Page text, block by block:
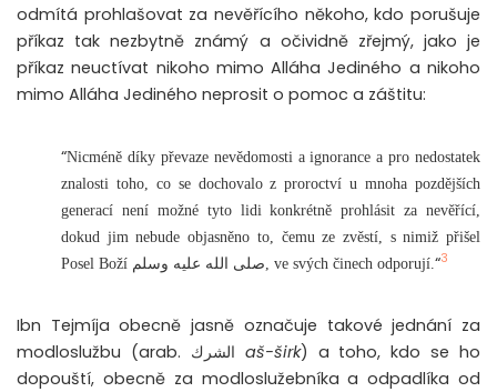
odmítá prohlašovat za nevěřícího někoho, kdo porušuje
příkaz tak nezbytně známý a očividně zřejmý, jako je
příkaz neuctívat nikoho mimo Alláha Jediného a nikoho
mimo Alláha Jediného neprosit o pomoc a záštitu:
“Nicméně díky převaze nevědomosti a ignorance a pro nedostatek
znalosti toho, co se dochovalo z proroctví u mnoha pozdějších
generací není možné tyto lidi konkrétně prohlásit za nevěřící,
dokud jim nebude objasněno to, čemu ze zvěstí, s nimiž přišel
Posel Boží صلى الله عليه وسلم, ve svých činech odporují. “3
Ibn Tejmíja obecně jasně označuje takové jednání za
aš-širk) a toho, kdo se ho
dopouští, obecně za modloslužebníka a odpadlíka od